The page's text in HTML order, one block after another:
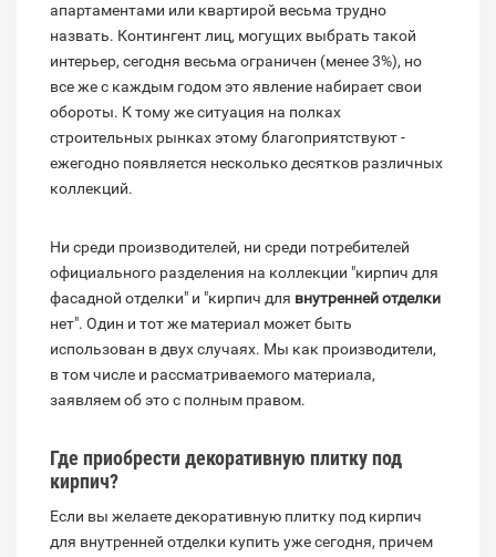
апартаментами или квартирой весьма трудно
назвать. Контингент лиц, могущих выбрать такой
интерьер, сегодня весьма ограничен (менее 3%), но
все же с каждым годом это явление набирает свои
обороты. К тому же ситуация на полках
строительных рынках этому благоприятствуют -
ежегодно появляется несколько десятков различных
коллекций.
Ни среди производителей, ни среди потребителей
официального разделения на коллекции "кирпич для
фасадной отделки" и "кирпич для внутренней отделки
нет". Один и тот же материал может быть
использован в двух случаях. Мы как производители,
в том числе и рассматриваемого материала,
заявляем об это с полным правом.
Где приобрести декоративную плитку под
кирпич?
Если вы желаете декоративную плитку под кирпич
для внутренней отделки купить уже сегодня, причем